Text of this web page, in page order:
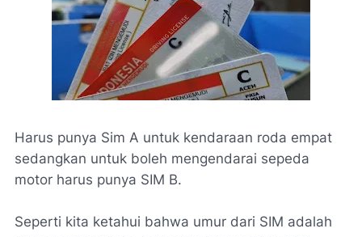
Harus punya Sim A untuk kendaraan roda empat
sedangkan untuk boleh mengendarai sepeda
motor harus punya SIM B.
Seperti kita ketahui bahwa umur dari SIM adalah